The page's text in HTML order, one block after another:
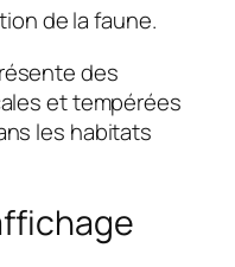
de la faune.
des
et tempérées
les habitats